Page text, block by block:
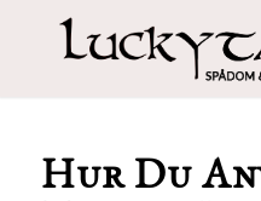
Hur Du